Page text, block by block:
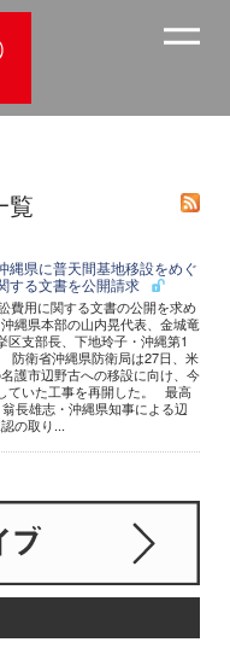
覧
縄県に普天間基地移設をめぐ
する文書を公開請求
費用に関する文書の公開を求め
縄県本部の山内晃代表、金城竜
区支部長、下地玲子・沖縄第1
防衛省沖縄県防衛局は27日、米
護市辺野古への移設に向け、今
ていた工事を再開した。 最高
長雄志・沖縄県知事による辺
の取り...